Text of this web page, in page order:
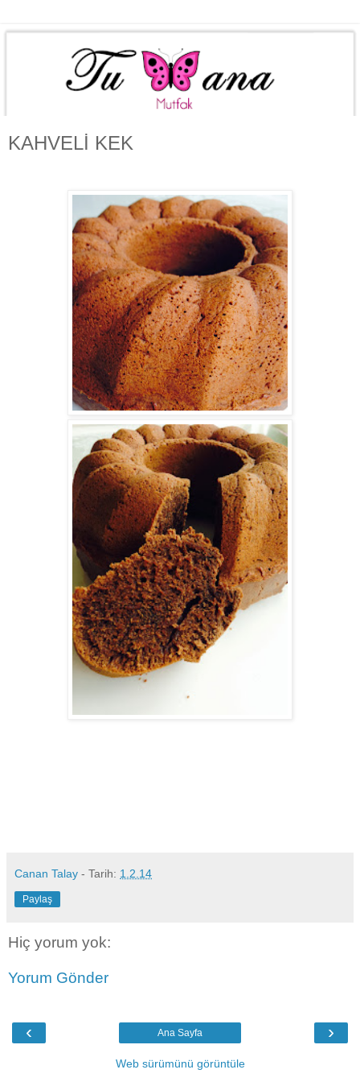
KAHVELİ KEK
Canan Talay - Tarih: 1.2.14
Paylaş
Hiç yorum yok:
Yorum Gönder
‹ ›
Ana Sayfa
Web sürümünü görüntüle